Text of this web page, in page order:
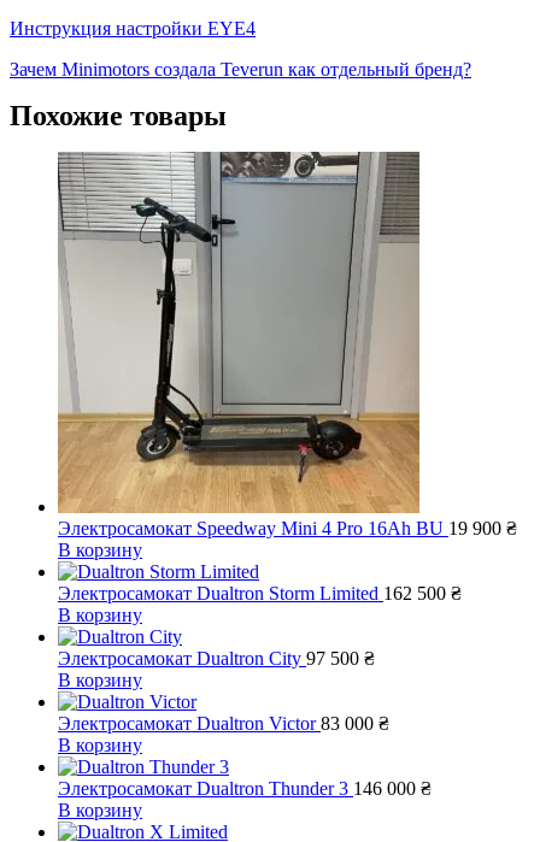
Инструкция настройки EYE4
Зачем Minimotors создала Teverun как отдельный бренд?
Похожие товары
Электросамокат Speedway Mini 4 Pro 16Ah BU 19 900 ₴
В корзину
Электросамокат Dualtron Storm Limited 162 500 ₴
В корзину
Электросамокат Dualtron City 97 500 ₴
В корзину
Электросамокат Dualtron Victor83 000 ₴
В корзину
Электросамокат Dualtron Thunder 3 146 000 ₴
В корзину